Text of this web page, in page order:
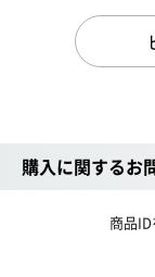
購入に関するお
商品